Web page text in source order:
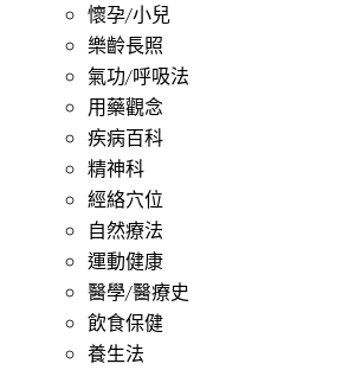
懷孕/小兒
樂齡長照
氣功/呼吸法
用藥觀念
疾病百科
精神科
經絡穴位
自然療法
運動健康
醫學/醫療史
飲食保健
養生法